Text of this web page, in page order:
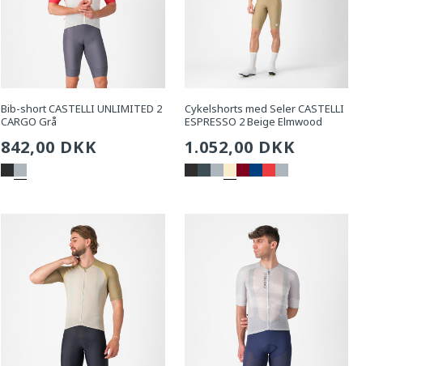
Bib-short CASTELLI UNLIMITED 2
CARGO Grå
Sædvanlig
pris
842,00 DKK
Cykelshorts med Seler CASTELLI
ESPRESSO 2 Beige Elmwood
Sædvanlig
pris
1.052,00 DKK